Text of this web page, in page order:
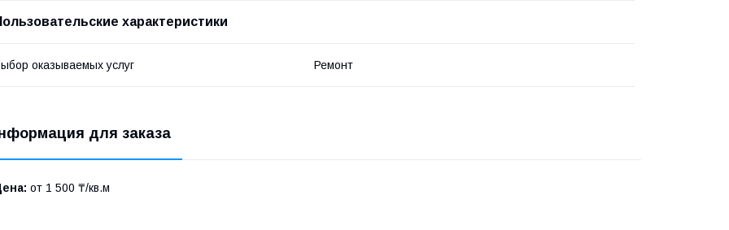
характеристики
оказываемых услуг Ремонт
для заказа
от 1 500 ₸/кв.м